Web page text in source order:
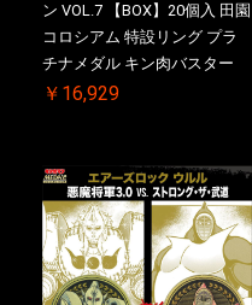
ン VOL.7 【BOX】20個入 田園
コロシアム 特設リング プラ
チナメダル キン肉バスター
VS. キン肉バスターやぶり ケ
【二次受注分】2026/10/30 一
斉出荷予定
￥16,929